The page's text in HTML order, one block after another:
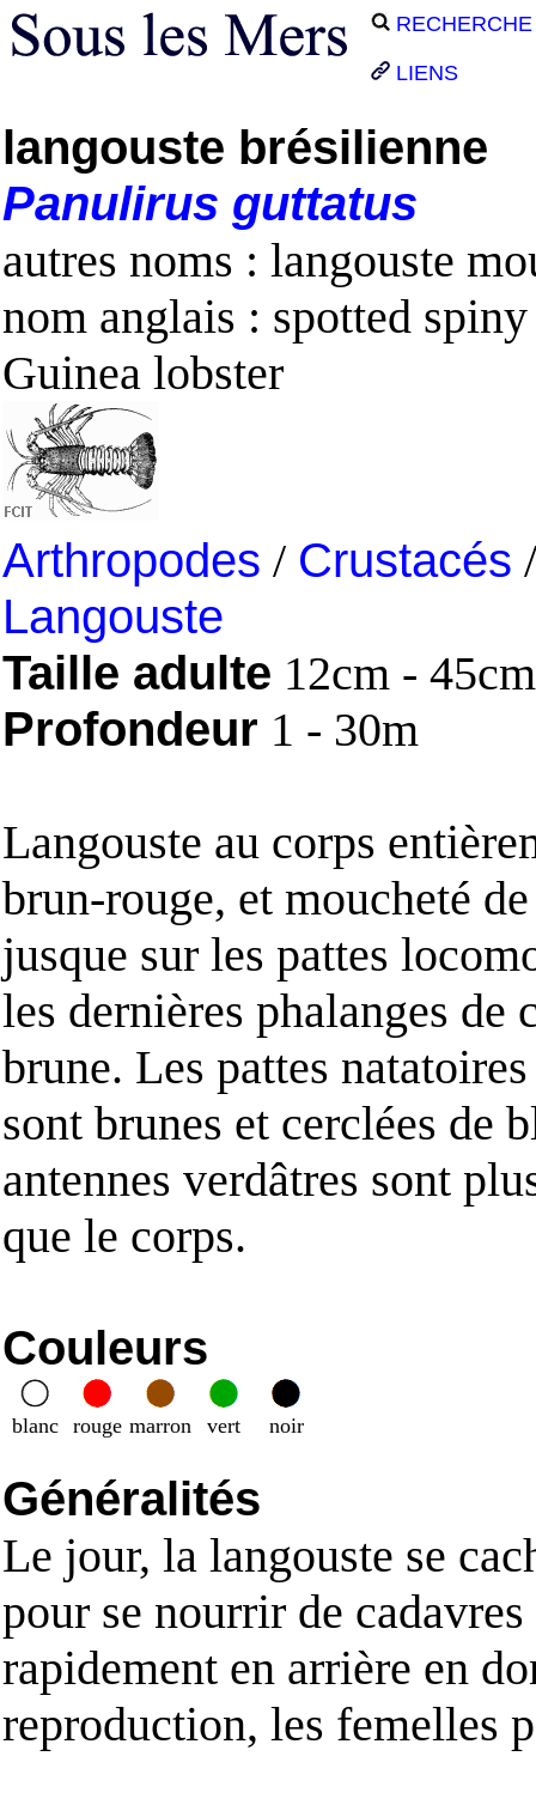
RECHERCHE
LIENS
langouste brésilienne
Panulirus guttatus
autres noms : langouste
nom anglais : spotted
Guinea lobster
Arthropodes / Crustacés /
Langouste
Taille adulte 12cm - 45cm
Profondeur 1 - 30m
Langouste au corps
brun-rouge, et moucheté
jusque sur les pattes
les dernières phalanges de
brune. Les pattes
sont brunes et cerclées de
antennes verdâtres sont
que le corps.
Couleurs
blanc rouge marron vert noir
Généralités
Le jour, la langouste se
pour se nourrir de
rapidement en arrière en
reproduction, les femelles